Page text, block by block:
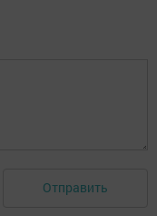
Отправить